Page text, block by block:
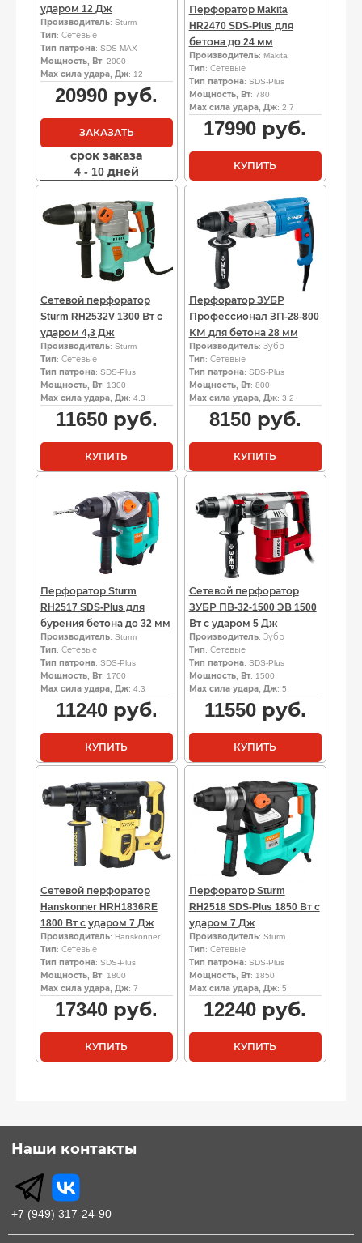
ударом 12 Дж
Производитель: Sturm
Тип: Сетевые
Тип патрона: SDS-MAX
Мощность, Вт: 2000
Мах сила удара, Дж: 12
20990 руб.
ЗАКАЗАТЬ
срок заказа
4 - 10 дней
Перфоратор Makita
HR2470 SDS-Plus для
бетона до 24 мм
Производитель: Makita
Тип: Сетевые
Тип патрона: SDS-Plus
Мощность, Вт: 780
Мах сила удара, Дж: 2.7
17990 руб.
КУПИТЬ
Сетевой перфоратор
Sturm RH2532V 1300 Вт с
ударом 4,3 Дж
Производитель: Sturm
Тип: Сетевые
Тип патрона: SDS-Plus
Мощность, Вт: 1300
Мах сила удара, Дж: 4.3
11650руб.
КУПИТЬ
Перфоратор ЗУБР
Профессионал ЗП-28-800
КМ для бетона 28 мм
Производитель: Зубр
Тип: Сетевые
Тип патрона: SDS-Plus
Мощность, Вт: 800
Мах сила удара, Дж: 3.2
8150руб.
КУПИТЬ
Перфоратор Sturm
RH2517 SDS-Plus для
бурения бетона до 32 мм
Производитель: Sturm
Тип: Сетевые
Тип патрона: SDS-Plus
Мощность, Вт: 1700
Мах сила удара, Дж: 4.3
11240руб.
КУПИТЬ
Сетевой перфоратор
ЗУБР ПВ-32-1500 ЭВ 1500
Вт с ударом 5 Дж
Производитель: Зубр
Тип: Сетевые
Тип патрона: SDS-Plus
Мощность, Вт: 1500
Мах сила удара, Дж: 5
11550руб.
КУПИТЬ
Сетевой перфоратор
Hanskonner HRH1836RE
1800 Вт с ударом 7 Дж
Производитель: Hanskonner
Тип: Сетевые
Тип патрона: SDS-Plus
Мощность, Вт: 1800
Мах сила удара, Дж: 7
17340 руб.
КУПИТЬ
Перфоратор Sturm
RH2518 SDS-Plus 1850 Вт с
ударом 7 Дж
Производитель: Sturm
Тип: Сетевые
Тип патрона: SDS-Plus
Мощность, Вт: 1850
Мах сила удара, Дж: 5
12240 руб.
КУПИТЬ
Наши контакты
+7 (949) 317-24-90